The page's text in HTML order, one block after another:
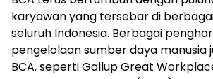
karyawan yang tersebar di
seluruh Indonesia. Berbagai
pengelolaan sumber daya manusia
BCA, seperti Gallup Great